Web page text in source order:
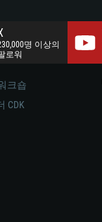
명 이상의
로워
크숍
CDK